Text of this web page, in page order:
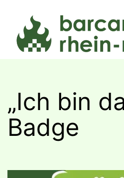
Inhalt
springen
„Ich bin
Badge